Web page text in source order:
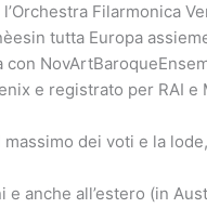
Filarmonica
tutta Europa
e registrato per RAI
dei voti e la
anche all’estero (in